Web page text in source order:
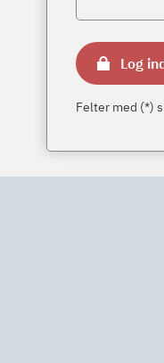
Log
Felter med (*)